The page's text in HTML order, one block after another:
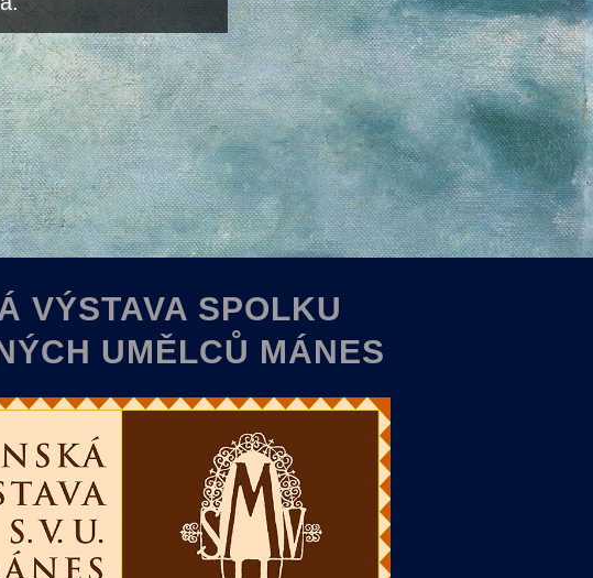
VÝSTAVA SPOLKU
UMĚLCŮ MÁNES